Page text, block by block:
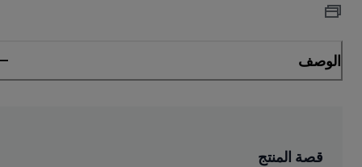
الوصف
قصة المنتج